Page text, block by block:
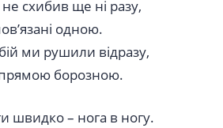
схибив ще ні разу,
одною.
ми рушили відразу,
прямою борозною.
швидко – нога в ногу.